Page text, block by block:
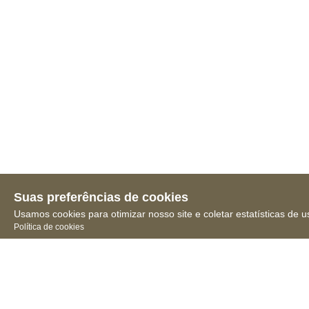
Suas preferências de cookies
Usamos cookies para otimizar nosso site e coletar estatísticas de
Política de cookies